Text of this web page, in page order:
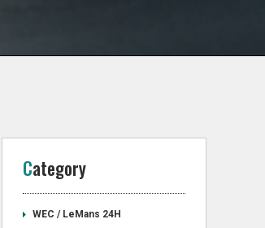
Category
WEC / LeMans 24H